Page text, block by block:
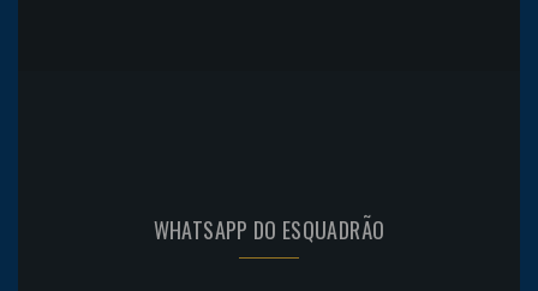
WHATSAPP DO ESQUADRÃO